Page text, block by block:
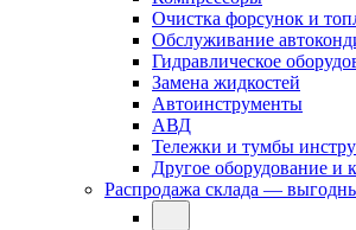
Очистка форсунок и
Обслуживание
Гидравлическое
Замена жидкостей
Автоинструменты
АВД
Тележки и тумбы
Другое оборудование и
Распродажа склада —